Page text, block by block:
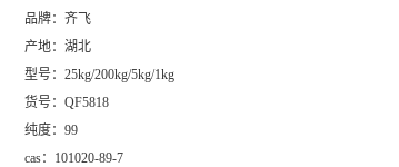
品牌： 齐飞
产地： 湖北
型号： 25kg/200kg/5kg/1kg
货号： QF5818
纯度： 99
cas： 101020-89-7